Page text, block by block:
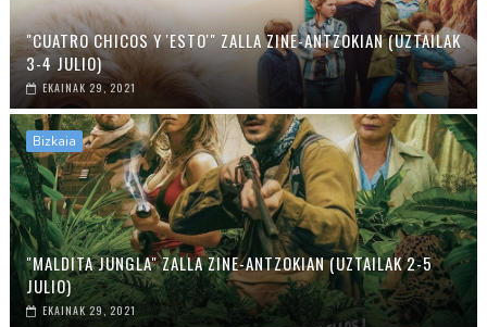
"CUATRO CHICOS Y 'ESTO'" ZALLA ZINE-ANTZOKIAN (UZTAILAK
3-4 JULIO)
EKAINAK 29, 2021
Bizkaia
"MALDITA JUNGLA" ZALLA ZINE-ANTZOKIAN (UZTAILAK 2-5
JULIO)
EKAINAK 29, 2021